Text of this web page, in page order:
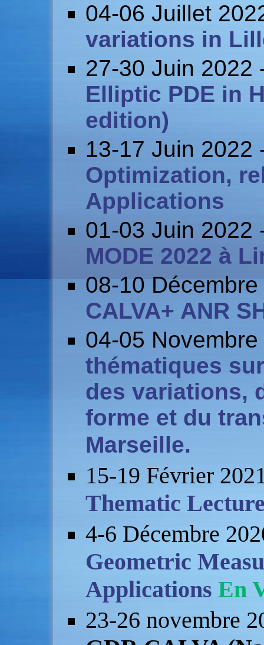
04-06 Juillet
variations in
27-30 Juin 2022
Elliptic PDE in
edition)
13-17 Juin 2022
Optimization,
Applications
01-03 Juin 2022
MODE 2022 à
08-10
CALVA+ ANR
04-05
thématiques
des variations,
forme et du
Marseille.
15-19 Février
Thematic
4-6 Décembre
Geometric
Applications En
23-26 novembre